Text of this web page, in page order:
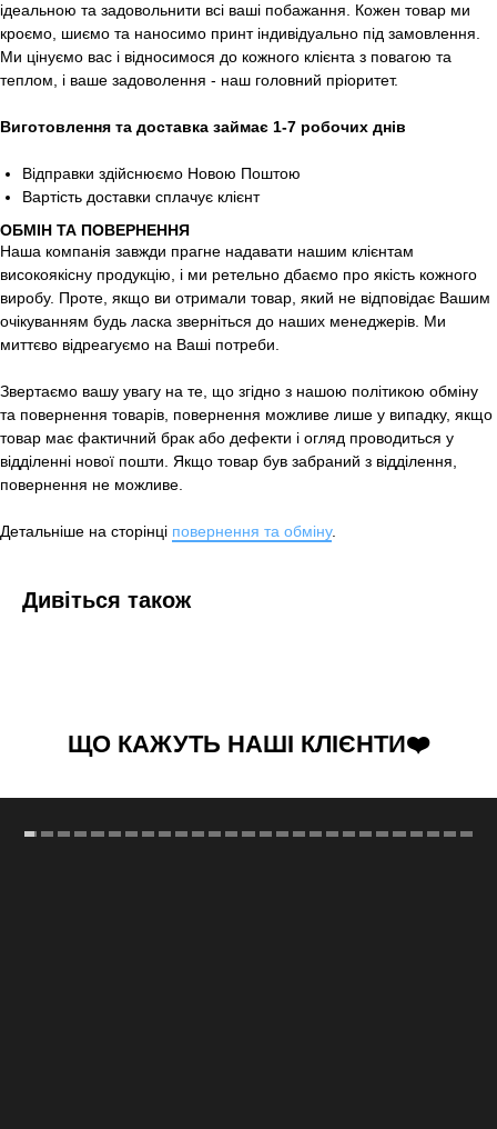
ідеальною та задовольнити всі ваші побажання. Кожен товар ми
кроємо, шиємо та наносимо принт індивідуально під замовлення.
Ми цінуємо вас і відносимося до кожного клієнта з повагою та
теплом, і ваше задоволення - наш головний пріоритет.
Виготовлення та доставка займає 1-7 робочих днів
Відправки здійснюємо Новою Поштою
Вартість доставки сплачує клієнт
ОБМІН ТА ПОВЕРНЕННЯ
Наша компанія завжди прагне надавати нашим клієнтам
високоякісну продукцію, і ми ретельно дбаємо про якість кожного
виробу. Проте, якщо ви отримали товар, який не відповідає Вашим
очікуванням будь ласка зверніться до наших менеджерів. Ми
миттєво відреагуємо на Ваші потреби.
Звертаємо вашу увагу на те, що згідно з нашою політикою обміну
та повернення товарів, повернення можливе лише у випадку, якщо
товар має фактичний брак або дефекти і огляд проводиться у
відділенні нової пошти. Якщо товар був забраний з відділення,
повернення не можливе.
Детальніше на сторінці повернення та обміну.
Дивіться також
ЩО КАЖУТЬ НАШІ КЛІЄНТИ❤️